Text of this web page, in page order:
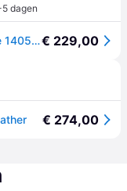
dagen
König & Meyer Stehhilfe mit Rückenlehne 14050 schwarz Kunstleder€ 229,00
€ 274,00